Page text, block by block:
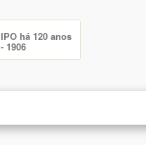
IPO há 120 anos
- 1906